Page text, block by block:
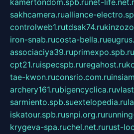
kamertondom.spb.runet-
sakhcamera.rualliance-
controlweb1.rutdsak74.ru
iron-snab.rucosta-bella.ru
associaciya39.ruprimexpo.spb.ru
cpt21.ruispecspb.ruregahost.ru
tae-kwon.ruconsrio.com.ru
archery161.rubigencyclica.ru
sarmiento.spb.suextelopedia.ru
iskatour.spb.rusnpi.org.ru
krygeva-spa.ruchel.net.rurust-